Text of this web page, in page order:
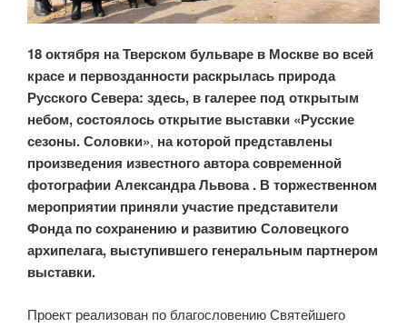
18 октября на Тверском бульваре в Москве во всей
красе и первозданности раскрылась природа
Русского Севера: здесь, в галерее под открытым
небом, состоялось открытие выставки «Русские
сезоны. Соловки», на которой представлены
произведения известного автора современной
фотографии Александра Львова . В торжественном
мероприятии приняли участие представители
Фонда по сохранению и развитию Соловецкого
архипелага, выступившего генеральным партнером
выставки.
Проект реализован по благословению Святейшего